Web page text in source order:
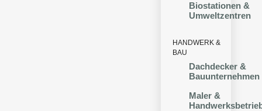
Biostationen &
Umweltzentren
HANDWERK &
BAU
Dachdecker &
Bauunternehmen
Maler &